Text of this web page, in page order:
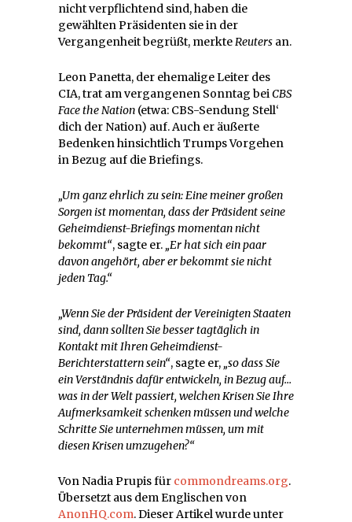
nicht verpflichtend sind, haben die
gewählten Präsidenten sie in der
Vergangenheit begrüßt, merkte Reuters an.
Leon Panetta, der ehemalige Leiter des
CIA, trat am vergangenen Sonntag bei CBS
Face the Nation (etwa: CBS-Sendung Stell‘
dich der Nation) auf. Auch er äußerte
Bedenken hinsichtlich Trumps Vorgehen
in Bezug auf die Briefings.
„Um ganz ehrlich zu sein: Eine meiner großen
Sorgen ist momentan, dass der Präsident seine
Geheimdienst-Briefings momentan nicht
bekommt“, sagte er. „Er hat sich ein paar
davon angehört, aber er bekommt sie nicht
jeden Tag.“
„Wenn Sie der Präsident der Vereinigten Staaten
sind, dann sollten Sie besser tagtäglich in
Kontakt mit Ihren Geheimdienst-
Berichterstattern sein“, sagte er, „so dass Sie
ein Verständnis dafür entwickeln, in Bezug auf…
was in der Welt passiert, welchen Krisen Sie Ihre
Aufmerksamkeit schenken müssen und welche
Schritte Sie unternehmen müssen, um mit
diesen Krisen umzugehen?“
Von Nadia Prupis für commondreams.org.
Übersetzt aus dem Englischen von
AnonHQ.com. Dieser Artikel wurde unter